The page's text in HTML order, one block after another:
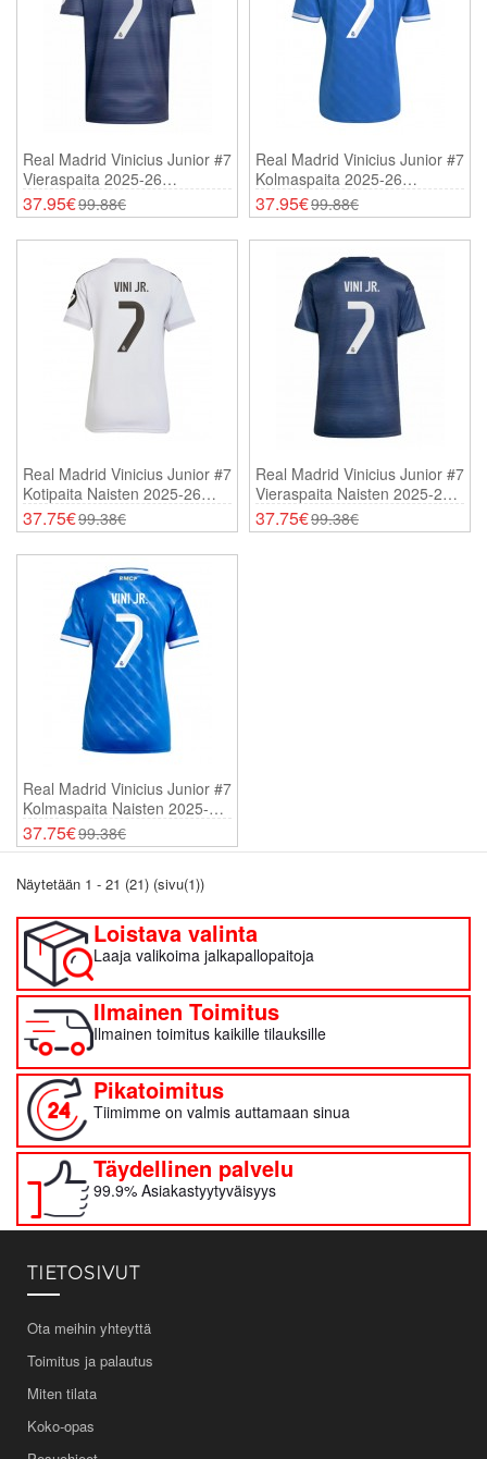
Real Madrid Vinicius Junior #7
Vieraspaita 2025-26
Lyhythihainen
37.95€99.88€
Real Madrid Vinicius Junior #7
Kolmaspaita 2025-26
Lyhythihainen
37.95€99.88€
Real Madrid Vinicius Junior #7
Kotipaita Naisten 2025-26
Lyhythihainen
37.75€99.38€
Real Madrid Vinicius Junior #7
Vieraspaita Naisten 2025-26
Lyhythihainen
37.75€99.38€
Real Madrid Vinicius Junior #7
Kolmaspaita Naisten 2025-26
Lyhythihainen
37.75€99.38€
Näytetään 1 - 21 (21) (sivu(1))
Loistava valinta
Laaja valikoima jalkapallopaitoja
Ilmainen Toimitus
Ilmainen toimitus kaikille tilauksille
Pikatoimitus
Tiimimme on valmis auttamaan sinua
Täydellinen palvelu
99.9% Asiakastyytyväisyys
TIETOSIVUT
Ota meihin yhteyttä
Toimitus ja palautus
Miten tilata
Koko-opas